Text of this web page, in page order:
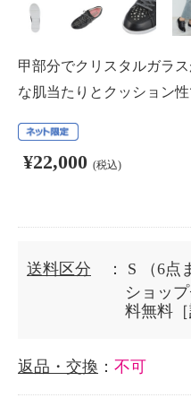
甲部分でクリスタルガラ
な肌当たりとクッション
¥22,000 (税込)
送料区分 ： S
（6点
ショッ
料無料［
返品・交換 ： 不可